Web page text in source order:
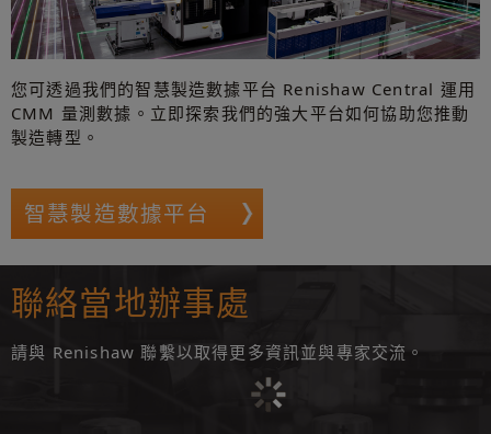
您可透過我們的智慧製造數據平台 Renishaw Central 運用
CMM 量測數據。立即探索我們的強大平台如何協助您推動
製造轉型。
智慧製造數據平台
聯絡當地辦事處
請與 Renishaw 聯繫以取得更多資訊並與專家交流。